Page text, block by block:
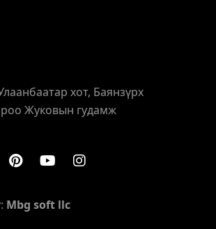
хот, Баянзүрх
Жуковын гудамж
Mbg soft llc